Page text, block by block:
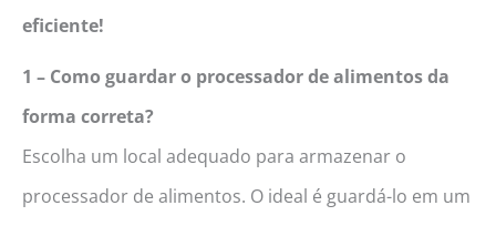
eficiente!
1 – Como guardar o processador de alimentos da
forma correta?
Escolha um local adequado para armazenar o
processador de alimentos. O ideal é guardá-lo em um